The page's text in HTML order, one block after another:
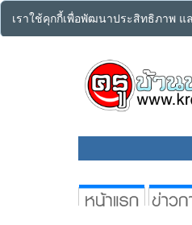
เราใช้คุกกี้เพื่อพัฒนาประสิทธิภาพ